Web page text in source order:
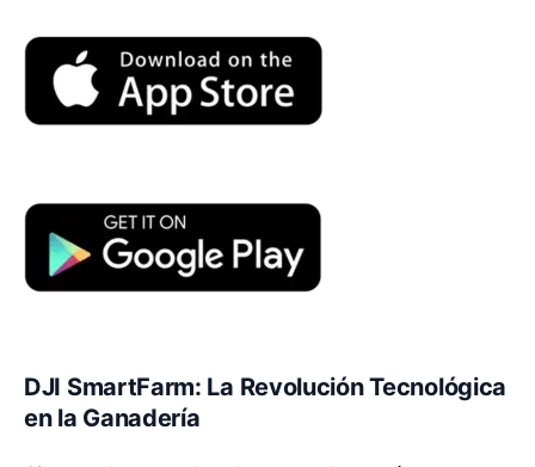
DJI SmartFarm: La Revolución Tecnológica
en la Ganadería